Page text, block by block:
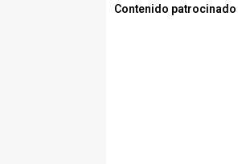
Contenido patrocinado